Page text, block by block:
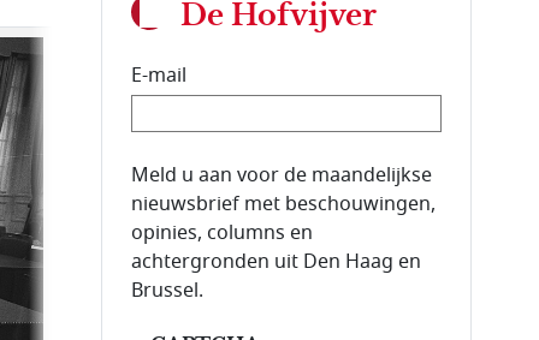
De Hofvijver
E-mail
E-mailadres van de abonnee.
Meld u aan voor de maandelijkse
nieuwsbrief met beschouwingen,
opinies, columns en
achtergronden uit Den Haag en
Brussel.